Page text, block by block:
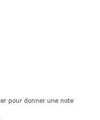
pour donner une note